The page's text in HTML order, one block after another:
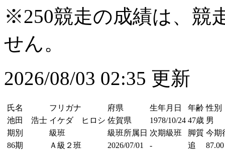
※250競走の成績は、競
せん。
2026/08/03 02:35 更新
氏名 フリガナ 府県 生年月日 年齢 性別
池田 浩士 イケダ ヒロシ 佐賀県 1978/10/24 47歳 男
期別
級班 級班所属日 次期級班 脚質 今期
86期
Ａ級２班 2026/07/01 - 追 87.00